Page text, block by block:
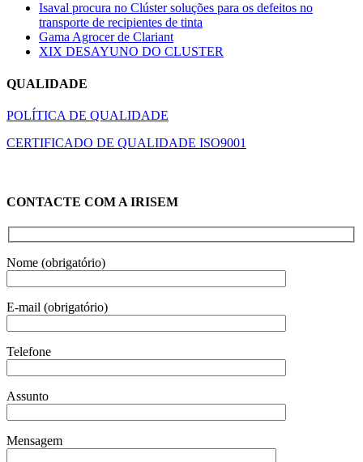
Isaval procura no Clúster soluções para os defeitos no
transporte de recipientes de tinta
Gama Agrocer de Clariant
XIX DESAYUNO DO CLUSTER
QUALIDADE
POLÍTICA DE QUALIDADE
CERTIFICADO DE QUALIDADE ISO9001
CONTACTE COM A IRISEM
Nome (obrigatório)
E-mail (obrigatório)
Telefone
Assunto
Mensagem